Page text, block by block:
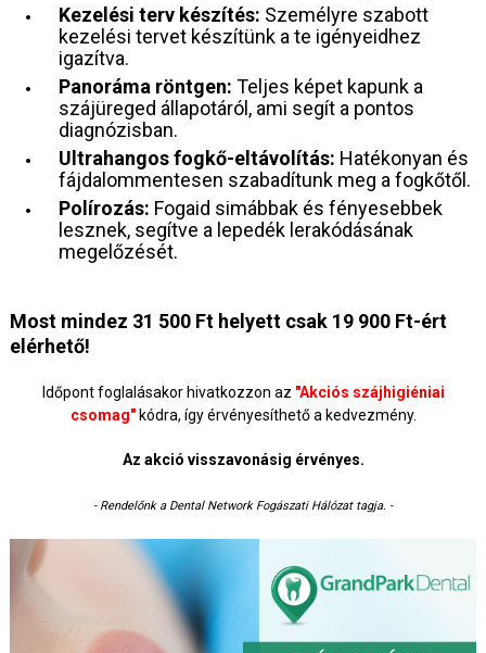
Kezelési terv készítés: Személyre szabott
kezelési tervet készítünk a te igényeidhez
igazítva.
Panoráma röntgen: Teljes képet kapunk a
szájüreged állapotáról, ami segít a pontos
diagnózisban.
Ultrahangos fogkő-eltávolítás: Hatékonyan és
fájdalommentesen szabadítunk meg a fogkőtől.
Polírozás: Fogaid simábbak és fényesebbek
lesznek, segítve a lepedék lerakódásának
megelőzését.
Most mindez 31 500 Ft helyett csak 19 900 Ft-ért
elérhető!
Időpont foglalásakor hivatkozzon az "Akciós szájhigiéniai
csomag"kódra, így érvényesíthető a kedvezmény.
Az akció visszavonásig érvényes.
- Rendelőnk a Dental Network Fogászati Hálózat tagja. -